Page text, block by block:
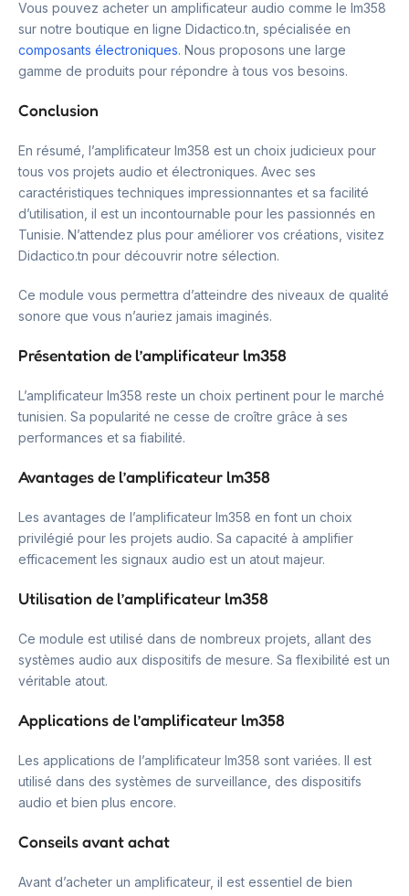
Vous pouvez acheter un amplificateur audio comme le lm358
sur notre boutique en ligne Didactico.tn, spécialisée en
composants électroniques. Nous proposons une large
gamme de produits pour répondre à tous vos besoins.
Conclusion
En résumé, l’amplificateur lm358 est un choix judicieux pour
tous vos projets audio et électroniques. Avec ses
caractéristiques techniques impressionnantes et sa facilité
d’utilisation, il est un incontournable pour les passionnés en
Tunisie. N’attendez plus pour améliorer vos créations, visitez
Didactico.tn pour découvrir notre sélection.
Ce module vous permettra d’atteindre des niveaux de qualité
sonore que vous n’auriez jamais imaginés.
Présentation de l’amplificateur lm358
L’amplificateur lm358 reste un choix pertinent pour le marché
tunisien. Sa popularité ne cesse de croître grâce à ses
performances et sa fiabilité.
Avantages de l’amplificateur lm358
Les avantages de l’amplificateur lm358 en font un choix
privilégié pour les projets audio. Sa capacité à amplifier
efficacement les signaux audio est un atout majeur.
Utilisation de l’amplificateur lm358
Ce module est utilisé dans de nombreux projets, allant des
systèmes audio aux dispositifs de mesure. Sa flexibilité est un
véritable atout.
Applications de l’amplificateur lm358
Les applications de l’amplificateur lm358 sont variées. Il est
utilisé dans des systèmes de surveillance, des dispositifs
audio et bien plus encore.
Conseils avant achat
Avant d’acheter un amplificateur, il est essentiel de bien